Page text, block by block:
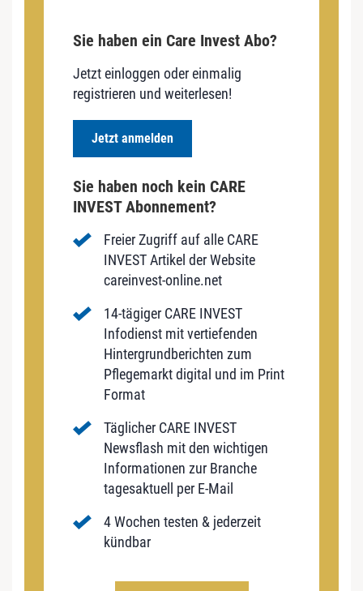
Sie haben ein Care Invest Abo?
Jetzt einloggen oder einmalig
registrieren und weiterlesen!
Jetzt anmelden
Sie haben noch kein CARE
INVEST Abonnement?
Freier Zugriff auf alle CARE
INVEST Artikel der Website
careinvest-online.net
14-tägiger CARE INVEST
Infodienst mit vertiefenden
Hintergrundberichten zum
Pflegemarkt digital und im Print
Format
Täglicher CARE INVEST
Newsflash mit den wichtigen
Informationen zur Branche
tagesaktuell per E-Mail
4 Wochen testen & jederzeit
kündbar